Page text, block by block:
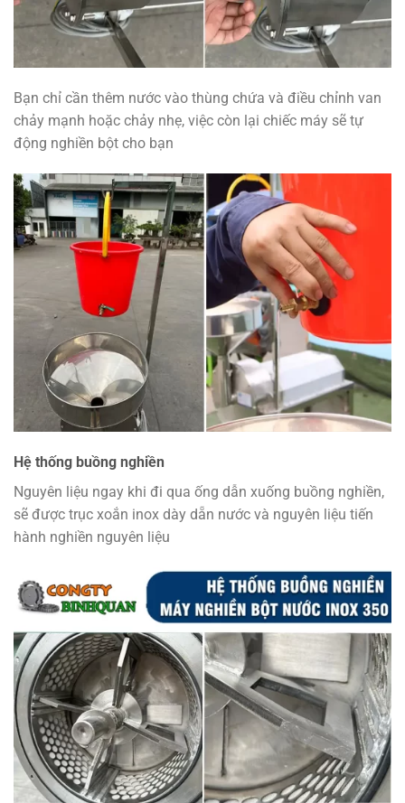
Bạn chỉ cần thêm nước vào thùng chứa và điều chỉnh van
chảy mạnh hoặc chảy nhẹ, việc còn lại chiếc máy sẽ tự
động nghiền bột cho bạn
Hệ thống buồng nghiền
Nguyên liệu ngay khi đi qua ống dẫn xuống buồng nghiền,
sẽ được trục xoắn inox dày dẵn nước và nguyên liệu tiến
hành nghiền nguyên liệu